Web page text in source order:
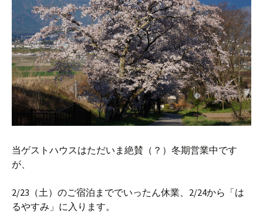
当ゲストハウスはただいま絶賛（？）冬期営業中です
が、
2/23（土）のご宿泊まででいったん休業、2/24から「は
るやすみ」に入ります。